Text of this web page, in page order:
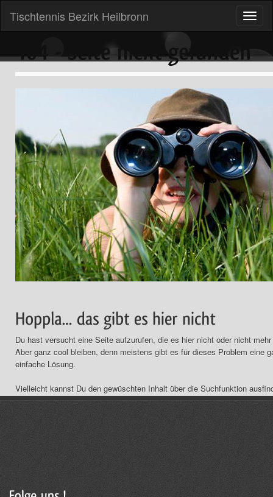
Toggle
Tischtennis Bezirk Heilbronn
Du hast versucht eine Seite aufzurufen, die es hier nicht oder nicht
Aber ganz cool bleiben, denn meistens gibt es für dieses Problem eine
einfache Lösung.
Vielleicht kannst Du den gewüschten Inhalt über die Suchfunktion